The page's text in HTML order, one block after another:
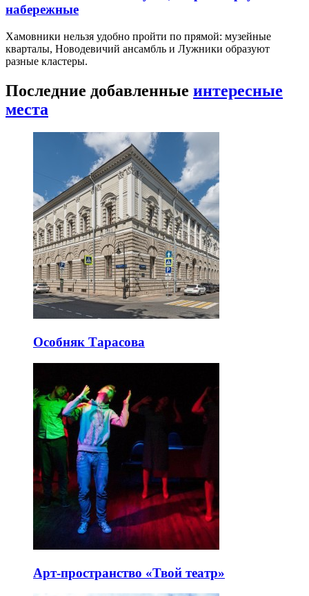
набережные
Хамовники нельзя удобно пройти по прямой: музейные
кварталы, Новодевичий ансамбль и Лужники образуют
разные кластеры.
Последние добавленные интересные
места
Особняк Тарасова
Арт-пространство «Твой театр»